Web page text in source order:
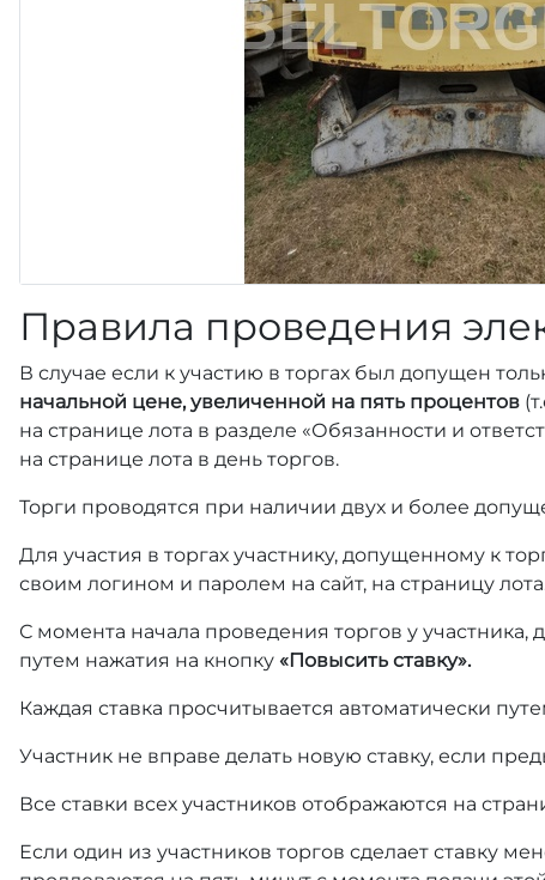
Правила проведения
В случае если к участию в торгах был допущен
начальной цене, увеличенной на пять процентов
на странице лота в разделе «Обязанности и
на странице лота в день торгов.
Торги проводятся при наличии двух и более
Для участия в торгах участнику, допущенному к
своим логином и паролем на сайт, на страницу
С момента начала проведения торгов у участника,
путем нажатия на кнопку «Повысить ставку».
Каждая ставка просчитывается автоматически
Участник не вправе делать новую ставку, если
Все ставки всех участников отображаются на
Если один из участников торгов сделает ставку